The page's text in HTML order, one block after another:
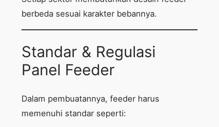
berbeda sesuai karakter bebannya.
Standar & Regulasi
Panel Feeder
Dalam pembuatannya, feeder harus
memenuhi standar seperti: